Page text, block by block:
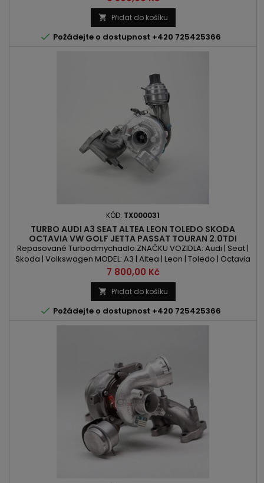
VÝROBY: 2003 -
 Přidat do košíku
 Požádejte o dostupnost +420 725425366
KÓD: TX000031
TURBO AUDI A3 SEAT ALTEA LEON TOLEDO SKODA
OCTAVIA VW GOLF JETTA PASSAT TOURAN 2.0TDI
170PS/125KW
Repasované Turbodmychadlo:ZNAČKU VOZIDLA: Audi | Seat |
Skoda | Volkswagen MODEL: A3 | Altea | Leon | Toledo | Octavia
| Golf | Jetta | Passat | Touran KÓD MOTORU: BMN | BMR | BUY |
BUZ OBSAH: 1968ccm 2.0 TDI VÝKON: 170PS | 125kW ROK VÝROBY:
2005 -
Cena
7 800,00 Kč
 Přidat do košíku
 Požádejte o dostupnost +420 725425366